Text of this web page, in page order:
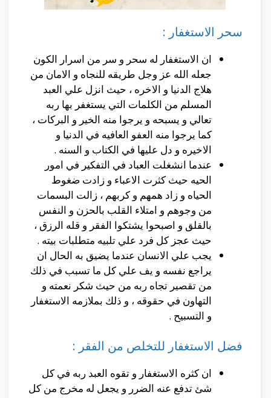
سحر الاستغفار :
ان الاستغفار له سحر و سر من اسرار الكون
جعله الله عز وجل طريقه للنجاه و الامان من
هلاج الدنيا و الاخره ، حيث انزل علي العبد
المسلم من الكلمات التي يستغفر بها ربه
تعالي و يسبحه و يرجوا منه الخير و البركات ،
كما يرجوا منه العفو العافيه في الدنيا و
الاخيره و دل عليها في الكتاب و السنه .
عندما انشغلت العباد في التفكير في امور
الحيه حيث كثرت الاعباء و زادت ضغوط
الحياه و زاد همهم و كربهم ، زالت البسمات
من وجوهم و امتلاء القلب بالحزن و النفس
بالقلق و اصبحوا يشتكوا الفقر و قله الرزق ،
حيث عجز كل فرد علي تلبيه متطلبات بيته .
يجب علي الانسان عندما يضيق به الحال ان
يراجع نفسه و يف علي كل ما تسبب في ذلك
من تقصير تجاه ربه من حيث شكر نعمته و
التهاون في حقوقه ، و ذلك بملازمه الاستغفار
و التسبيح .
فضل الاستغفار للتخلص من الفقر :
ان كثره الاستغفار و تقوه العبد ربه في كل
شئ تدفع عنه الضرر و يجعل له مخرج من كل